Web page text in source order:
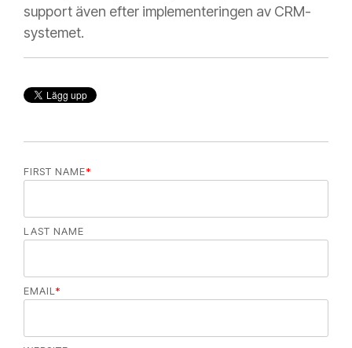
support även efter implementeringen av CRM-
systemet.
FIRST NAME*
LAST NAME
EMAIL *